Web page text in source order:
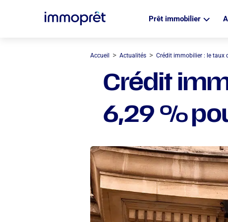
Prêt immobilier
Accueil > Actualités > Crédit immobilier : le taux
Crédit
6,29 %